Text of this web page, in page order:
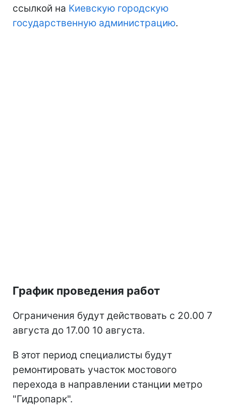
ссылкой на Киевскую городскую
государственную администрацию.
График проведения работ
Ограничения будут действовать с 20.00 7
августа до 17.00 10 августа.
В этот период специалисты будут
ремонтировать участок мостового
перехода в направлении станции метро
"Гидропарк".